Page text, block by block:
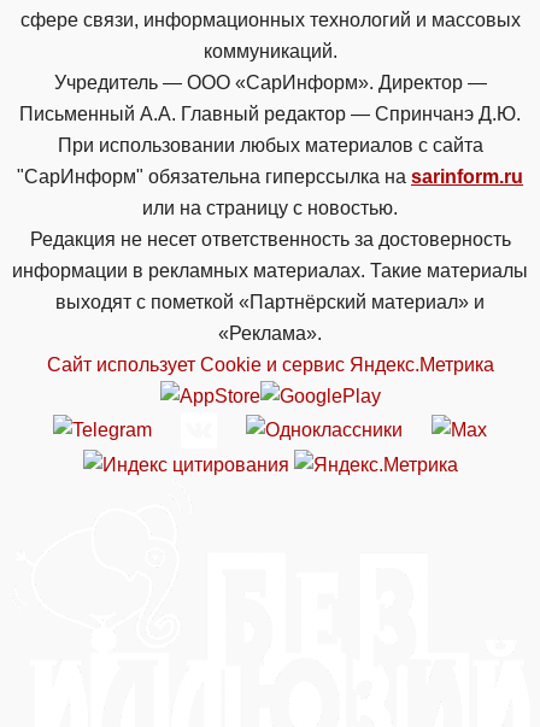
сфере связи, информационных технологий и массовых
коммуникаций.
Учредитель — ООО «СарИнформ». Директор —
Письменный А.А. Главный редактор — Спринчанэ Д.Ю.
При использовании любых материалов с сайта
"СарИнформ" обязательна гиперссылка на sarinform.ru
или на страницу с новостью.
Редакция не несет ответственность за достоверность
информации в рекламных материалах. Такие материалы
выходят с пометкой «Партнёрский материал» и
«Реклама».
Сайт использует Cookie и сервиc Яндекс.Метрика